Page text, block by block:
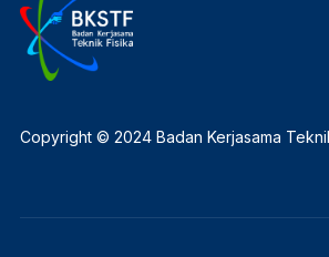
Copyright © 2024 Badan Kerjasama